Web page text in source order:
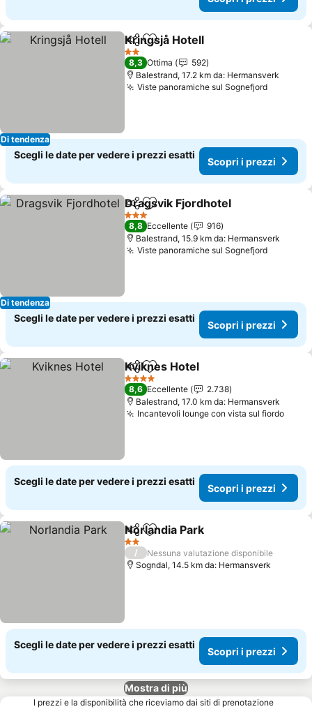
Di tendenza
CondividiAggiungi ai preferiti
Kringsjå Hotell
2 Stelle
8,3 Ottima
592
Balestrand, 17.2 km da: Hermansverk
Viste panoramiche sul Sognefjord
Scegli le date per vedere i prezzi esatti
Scopri i prezzi
Di tendenza
CondividiAggiungi ai preferiti
Dragsvik Fjordhotel
3 Stelle
8,8 Eccellente
916
Balestrand, 15.9 km da: Hermansverk
Viste panoramiche sul Sognefjord
Scegli le date per vedere i prezzi esatti
Scopri i prezzi
CondividiAggiungi ai preferiti
Kviknes Hotel
4 Stelle
8,6 Eccellente
2.738
Balestrand, 17.0 km da: Hermansverk
Incantevoli lounge con vista sul fiordo
Scegli le date per vedere i prezzi esatti
Scopri i prezzi
CondividiAggiungi ai preferiti
Norlandia Park
2 Stelle
/
Nessuna valutazione disponibile
Sogndal, 14.5 km da: Hermansverk
Scegli le date per vedere i prezzi esatti
Scopri i prezzi
Mostra di più
I prezzi e la disponibilità che riceviamo dai siti di prenotazione